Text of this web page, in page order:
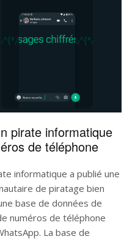
pirate informatique
de téléphone
informatique a publié une
de piratage bien
base de données de
numéros de téléphone
La base de